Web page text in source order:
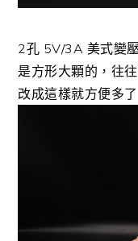
2孔 5V/3A 美式變
是方形大顆的，往
改成這樣就方便多